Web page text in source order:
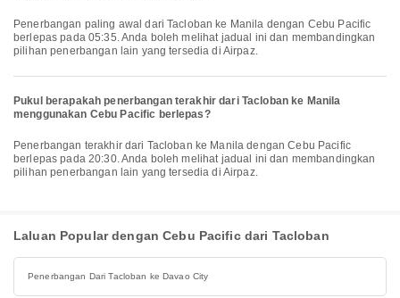
Penerbangan paling awal dari Tacloban ke Manila dengan Cebu Pacific
berlepas pada 05:35. Anda boleh melihat jadual ini dan membandingkan
pilihan penerbangan lain yang tersedia di Airpaz.
Pukul berapakah penerbangan terakhir dari Tacloban ke Manila
menggunakan Cebu Pacific berlepas?
Penerbangan terakhir dari Tacloban ke Manila dengan Cebu Pacific
berlepas pada 20:30. Anda boleh melihat jadual ini dan membandingkan
pilihan penerbangan lain yang tersedia di Airpaz.
Laluan Popular dengan Cebu Pacific dari Tacloban
Penerbangan Dari Tacloban ke Davao City